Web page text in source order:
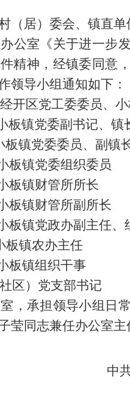
（居）委会、镇直单
公室《关于进一步
精神， 经镇委同意
领导小组通知如下：
经开区党工委委员、
板镇党委副书记、镇
板镇党委委员、副镇
板镇党委组织委员
板镇财管所所长
板镇财管所副所长
板镇党政办副主任、
板镇农办主任
板镇组织干事
区）党支部书记
，承担领导小组日
莹同志兼任办公室主
中